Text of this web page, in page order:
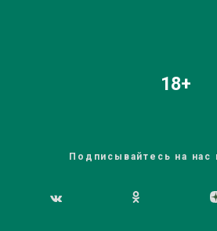
18+
Подписывайтесь на нас